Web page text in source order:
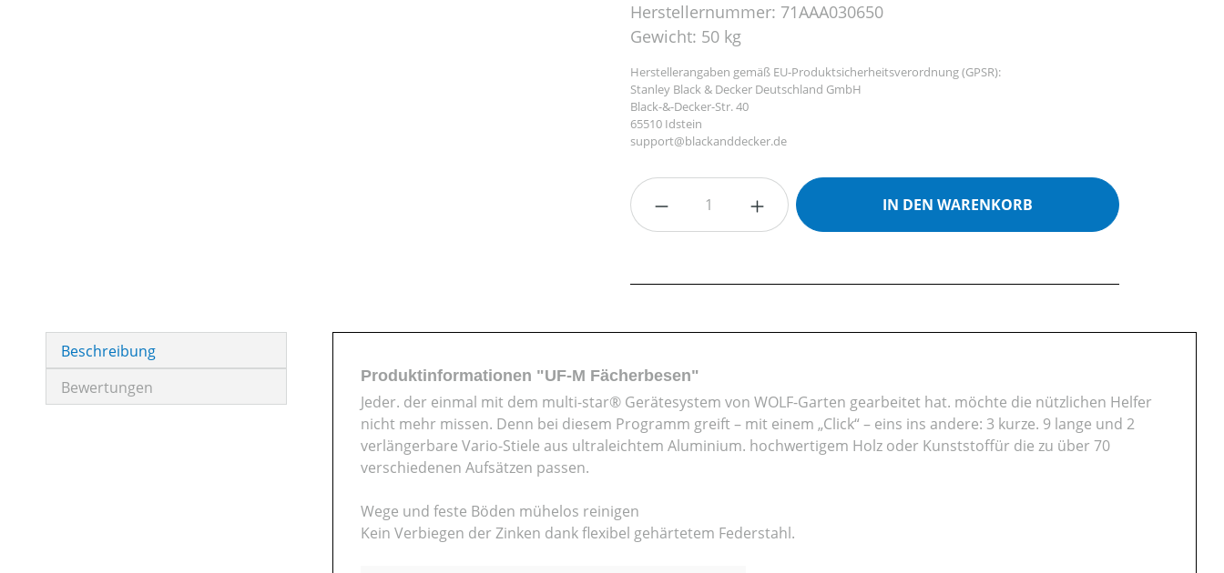
Herstellernummer: 71AAA030650
Gewicht: 50 kg
Herstellerangaben gemäß EU-Produktsicherheitsverordnung (GPSR):
Stanley Black & Decker Deutschland GmbH
Black-&-Decker-Str. 40
65510 Idstein
support@blackanddecker.de
Produkt Anzahl: Gib den gewünschten Wert ein oder
IN DEN WARENKORB
Beschreibung
Bewertungen
Produktinformationen "UF-M Fächerbesen"
Jeder. der einmal mit dem multi-star® Gerätesystem von WOLF-Garten gearbeitet hat. möchte die nützlichen Helfer
nicht mehr missen. Denn bei diesem Programm greift – mit einem „Click“ – eins ins andere: 3 kurze. 9 lange und 2
verlängerbare Vario-Stiele aus ultraleichtem Aluminium. hochwertigem Holz oder Kunststoffür die zu über 70
verschiedenen Aufsätzen passen.
Wege und feste Böden mühelos reinigen
Kein Verbiegen der Zinken dank flexibel gehärtetem Federstahl.